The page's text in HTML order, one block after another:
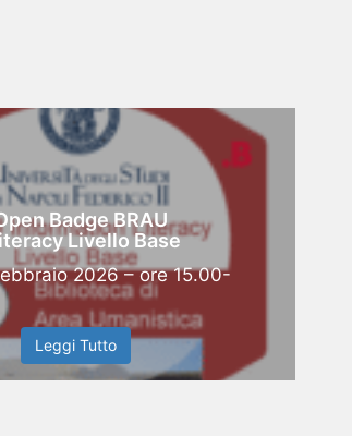
Badge BRAU
Livello Base
2026 – ore 15.00-
Leggi Tutto